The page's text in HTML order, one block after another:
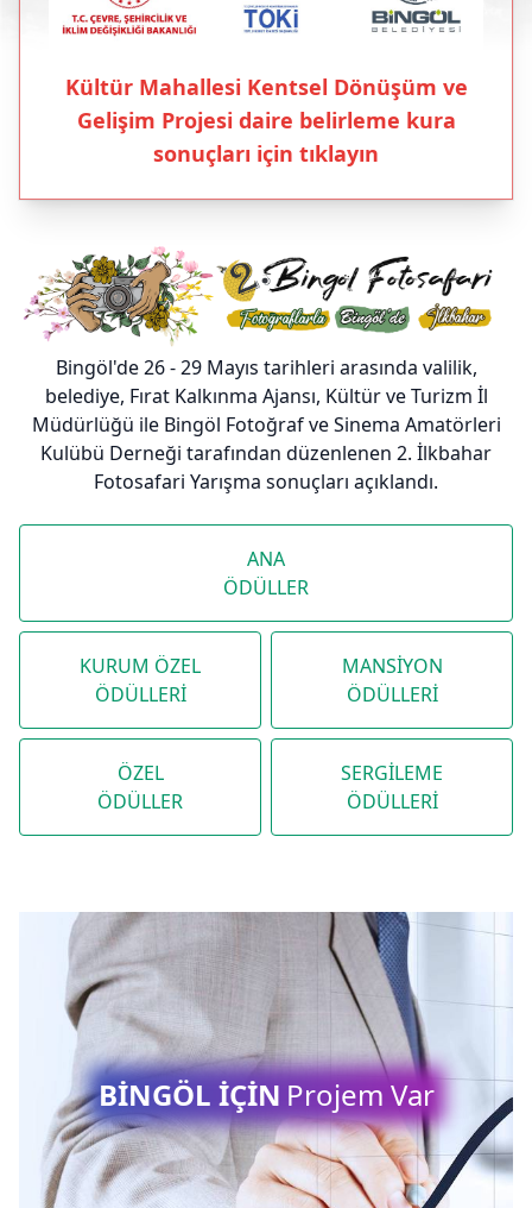
Kültür Mahallesi Kentsel Dönüşüm ve
Gelişim Projesi daire belirleme kura
sonuçları için tıklayın
Bingöl'de 26 - 29 Mayıs tarihleri arasında valilik,
belediye, Fırat Kalkınma Ajansı, Kültür ve Turizm İl
Müdürlüğü ile Bingöl Fotoğraf ve Sinema Amatörleri
Kulübü Derneği tarafından düzenlenen 2. İlkbahar
Fotosafari Yarışma sonuçları açıklandı.
ANA
ÖDÜLLER
KURUM ÖZEL
ÖDÜLLERİ
MANSİYON
ÖDÜLLERİ
ÖZEL
ÖDÜLLER
SERGİLEME
ÖDÜLLERİ
BİNGÖL İÇİN Projem Var